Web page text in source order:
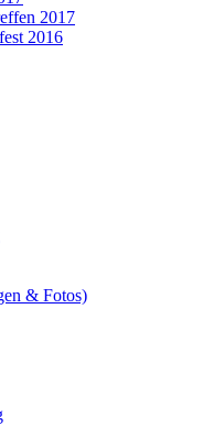
2017
2016
& Fotos)